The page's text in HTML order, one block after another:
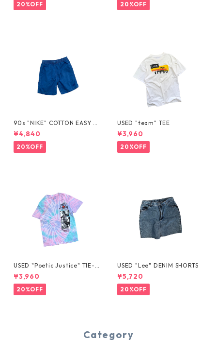
20%OFF 20%OFF
90s "NIKE" COTTON EASY S
HORTS
¥4,840
20%OFF
USED "team" TEE
¥3,960
20%OFF
USED "Poetic Justice" TIE-D
YE TEE
¥3,960
20%OFF
USED "Lee" DENIM SHORTS
¥5,720
20%OFF
Category